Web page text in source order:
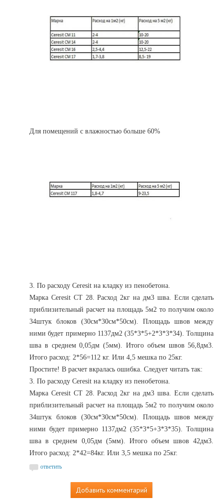
Для помещений с влажностью больше 60%
3. По расходу Ceresit на кладку из пенобетона.
Марка Ceresit СТ 28. Расход 2кг на дм3 шва. Если сделать
приблизительный расчет на площадь 5м2 то получим около
34штук блоков (30см*30см*50см). Площадь швов между
ними будет примерно 1137дм2 (35*3*5+2*3*3*34). Толщина
шва в среднем 0,05дм (5мм). Итого объем швов 56,8дм3.
Итого расход: 2*56=112 кг. Или 4,5 мешка по 25кг.
Простите! В расчет вкралась ошибка. Следует читать так:
3. По расходу Ceresit на кладку из пенобетона.
Марка Ceresit СТ 28. Расход 2кг на дм3 шва. Если сделать
приблизительный расчет на площадь 5м2 то получим около
34штук блоков (30см*30см*50см). Площадь швов между
ними будет примерно 1137дм2 (35*3*5+3*3*35). Толщина
шва в среднем 0,05дм (5мм). Итого объем швов 42дм3.
Итого расход: 2*42=84кг. Или 3,5 мешка по 25кг.
ответить
Добавить комментарий